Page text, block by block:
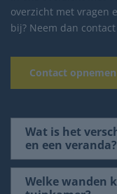
overzicht met vragen
bij? Neem dan
Contact opnemen
Wat is het
en een veranda?
Welke wanden